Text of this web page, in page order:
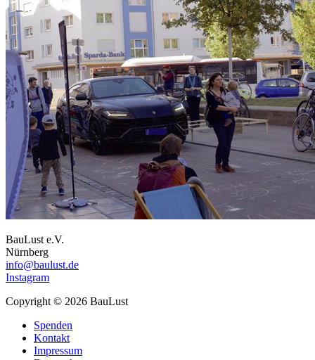
BauLust e.V.
Nürnberg
info@baulust.de
Instagram
Copyright © 2026 BauLust
Spenden
Kontakt
Impressum